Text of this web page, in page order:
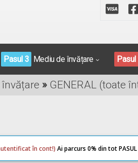
Pasul 3 Mediu de învățare Pasul
»GENERAL (toate
în cont!) Ai parcurs 0% din tot